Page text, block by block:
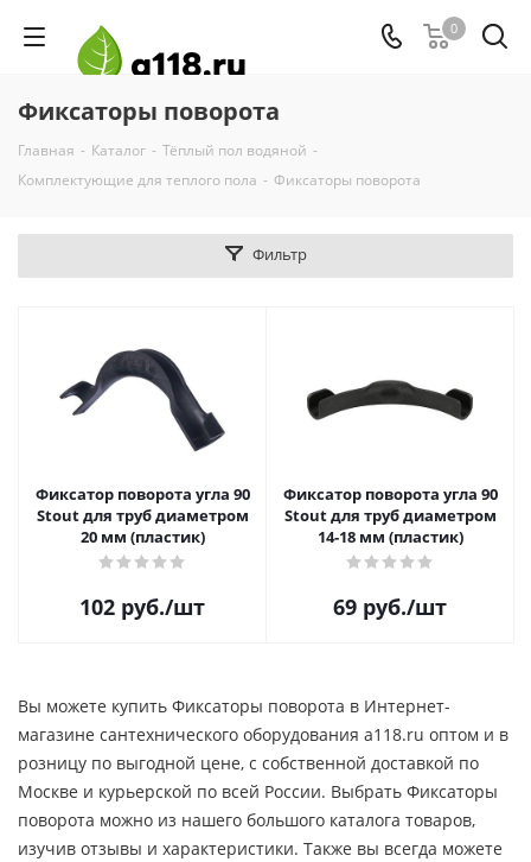
0
Фиксаторы поворота
Главная - Каталог - Тёплый пол водяной -
Комплектующие для теплого пола - Фиксаторы поворота
Фильтр
Фиксатор поворота угла 90
Stout для труб диаметром
20 мм (пластик)
102 руб./шт
Фиксатор поворота угла 90
Stout для труб диаметром
14-18 мм (пластик)
69 руб./шт
Вы можете купить Фиксаторы поворота в Интернет-
магазине сантехнического оборудования a118.ru оптом и в
розницу по выгодной цене, c собственной доставкой по
Москве и курьерской по всей России. Выбрать Фиксаторы
поворота можно из нашего большого каталога товаров,
изучив отзывы и характеристики. Также вы всегда можете